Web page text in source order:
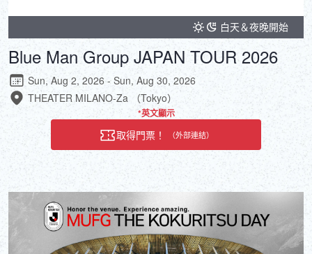
白天＆夜晚開始
Blue Man Group JAPAN TOUR 2026
Sun, Aug 2, 2026 - Sun, Aug 30, 2026
THEATER MILANO-Za （Tokyo）
*英文顯示
取得門票！ （外部連結）